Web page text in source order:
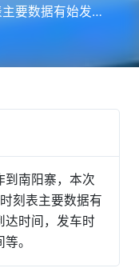
要数据有始发
发车时间，行车
到南阳寨，本次
刻表主要数据有
达时间，发车时
。